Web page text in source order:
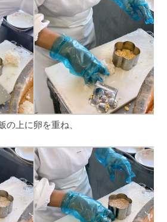
の上に卵を重ね、